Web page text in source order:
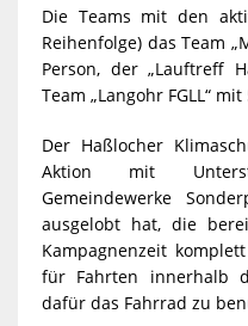
Die Teams mit den
Reihenfolge) das Team
Person, der „Lauftreff
Team „Langohr FGLL“
Der Haßlocher
Aktion mit
Gemeindewerke
ausgelobt hat, die
Kampagnenzeit
für Fahrten innerhalb
dafür das Fahrrad zu